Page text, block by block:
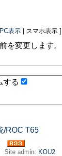
PC表示 | スマホ表示 ]
を変更します。
する
/ROC T65
Site admin: KOU2